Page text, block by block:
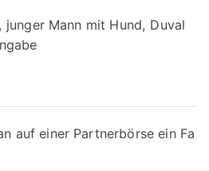
Mann mit Hund, Duval
auf einer Partnerbörse ein Fa